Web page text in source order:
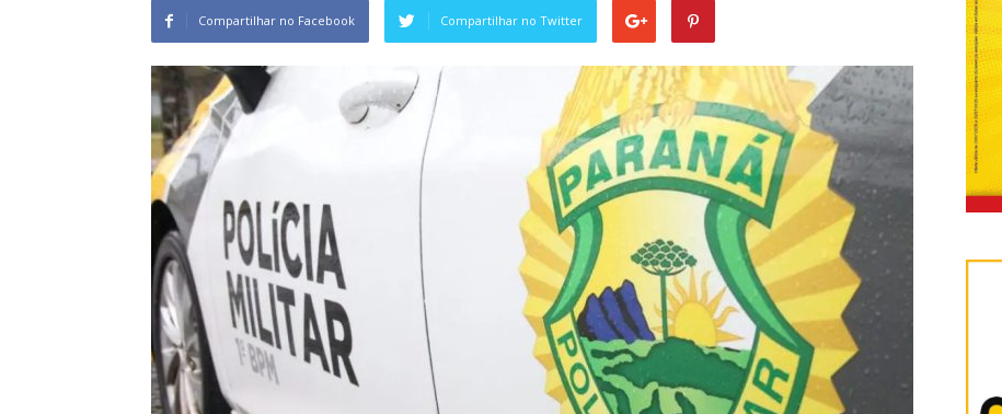
Compartilhar no Facebook Compartilhar no Twitter